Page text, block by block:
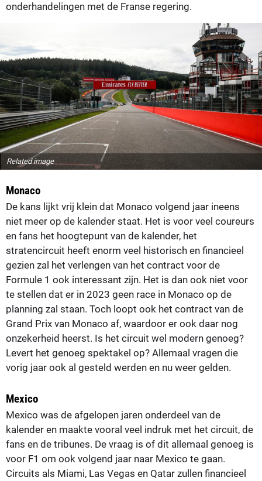
onderhandelingen met de Franse regering.
Related image
Monaco
De kans lijkt vrij klein dat Monaco volgend jaar ineens
niet meer op de kalender staat. Het is voor veel coureurs
en fans het hoogtepunt van de kalender, het
stratencircuit heeft enorm veel historisch en financieel
gezien zal het verlengen van het contract voor de
Formule 1 ook interessant zijn. Het is dan ook niet voor
te stellen dat er in 2023 geen race in Monaco op de
planning zal staan. Toch loopt ook het contract van de
Grand Prix van Monaco af, waardoor er ook daar nog
onzekerheid heerst. Is het circuit wel modern genoeg?
Levert het genoeg spektakel op? Allemaal vragen die
vorig jaar ook al gesteld werden en nu weer gelden.
Mexico
Mexico was de afgelopen jaren onderdeel van de
kalender en maakte vooral veel indruk met het circuit, de
fans en de tribunes. De vraag is of dit allemaal genoeg is
voor F1 om ook volgend jaar naar Mexico te gaan.
Circuits als Miami, Las Vegas en Qatar zullen financieel